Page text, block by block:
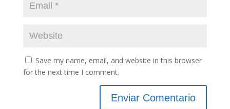
Save my name, email, and website in this browser
for the next time I comment.